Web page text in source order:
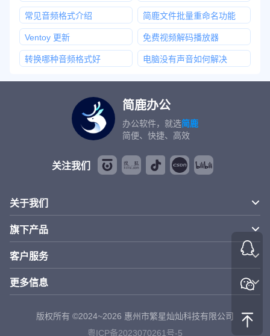
常见音频格式介绍 简鹿文件批量重命名功能
Ventoy 更新 免费视频解码播放器
转换哪种音频格式好 电脑没有声音如何解决
简鹿办公
办公软件，就选简鹿
简便、快捷、高效
关注我们
关于我们
旗下产品
客户服务
更多信息
版权所有 ©2024~2026 惠州市繁星灿灿科技有限公司
粤ICP备2023070261号-5